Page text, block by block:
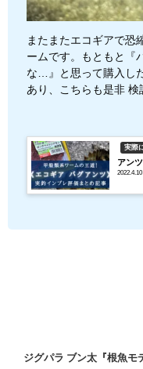
またまたエコギアで恐
ームです。もともと『
な…』と思って購入し
あり、こちらも是非 検
実際
アン
とめ】
2022.4.10
ジグパラ ブン太『根魚モ